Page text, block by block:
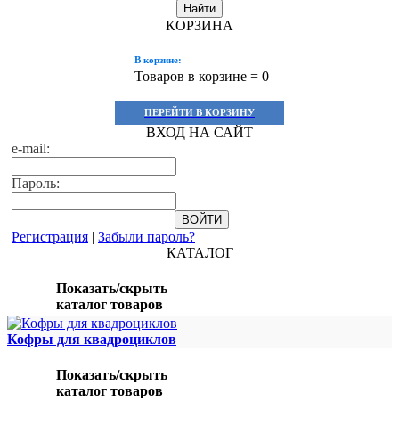
Найти
КОРЗИНА
В корзине:
Товаров в корзине = 0
ПЕРЕЙТИ В КОРЗИНУ
ВХОД НА САЙТ
e-mail:
Пароль:
Регистрация | Забыли пароль?
КАТАЛОГ
Показать/скрыть
каталог товаров
Кофры для квадроциклов
Показать/скрыть
каталог товаров